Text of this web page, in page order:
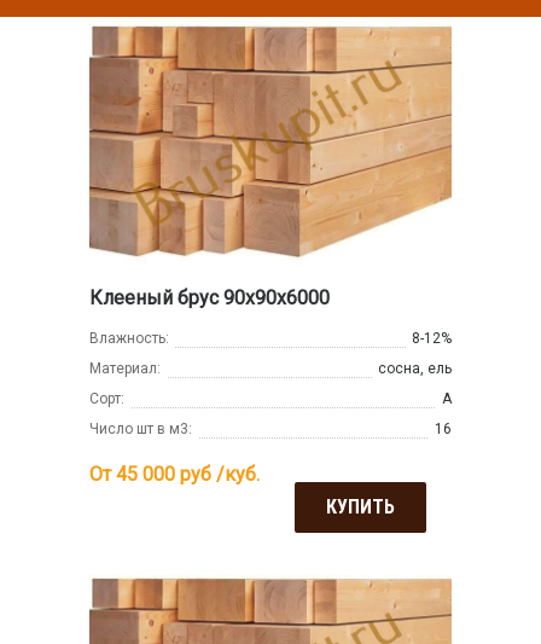
Клееный брус 90х90х6000
Влажность:
8-12%
Материал:
сосна, ель
Сорт:
А
Число шт в м3:
16
От 45 000 руб /куб.
КУПИТЬ